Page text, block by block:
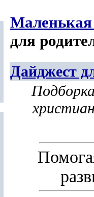
Маленькая
для
Дайджест